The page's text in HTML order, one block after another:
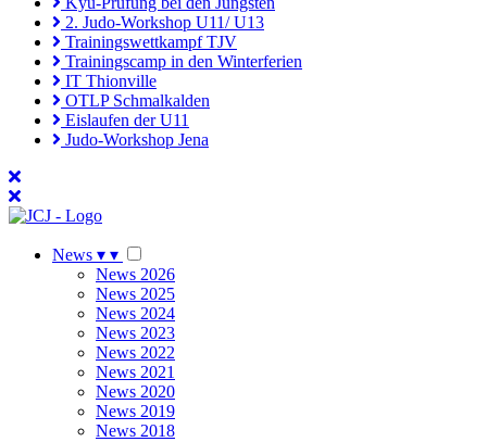
2. Judo-Workshop U11/ U13
Trainingswettkampf TJV
Trainingscamp in den Winterferien
IT Thionville
OTLP Schmalkalden
Eislaufen der U11
Judo-Workshop Jena
News ▾ ▾
News 2026
News 2025
News 2024
News 2023
News 2022
News 2021
News 2020
News 2019
News 2018